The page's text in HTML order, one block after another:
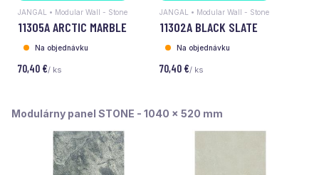
JANGAL • Modular Wall - Stone
11305A ARCTIC MARBLE
Na objednávku
70,40 €/ ks
JANGAL • Modular Wall - Stone
11302A BLACK SLATE
Na objednávku
70,40 €/ ks
Modulárny panel STONE - 1040 x 520 mm